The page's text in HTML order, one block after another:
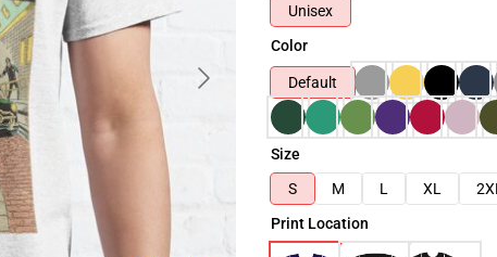
Unisex
Color
Default
Size
S
M L XL 2XL
Print Location